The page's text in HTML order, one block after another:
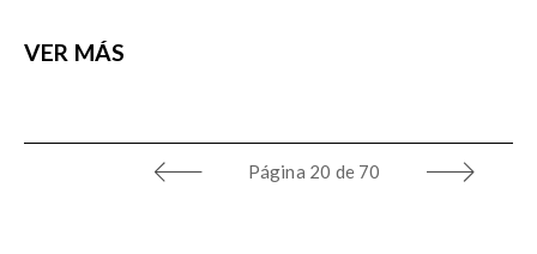
VER MÁS
Página 20 de 70